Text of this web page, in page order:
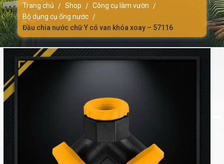
Trang chủ / Shop / Công cụ làm vườn /
Bộ dụng cụ ống nước /
Đầu chia nước chữ Y có van khóa xoay – 57116